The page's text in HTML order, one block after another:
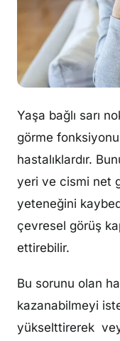
Yaşa bağlı sarı
görme
hastalıklardır.
yeri ve cismi net
yeteneğini
çevresel görüş
ettirebilir.
Bu sorunu olan
kazanabilmeyi
yükselttirerek